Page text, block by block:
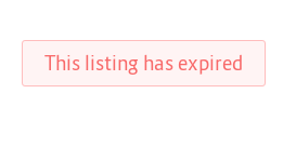
This listing has expired